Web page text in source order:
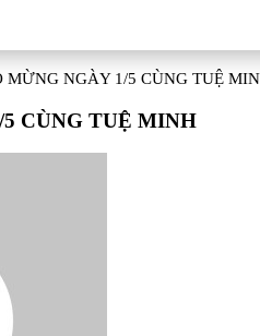
MỪNG NGÀY 1/5 CÙNG TUỆ
CÙNG TUỆ MINH